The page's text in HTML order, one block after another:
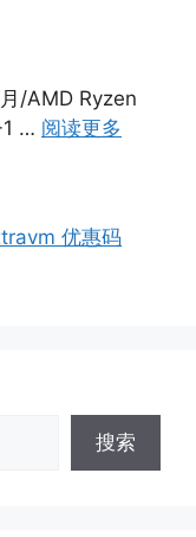
/AMD Ryzen
… 阅读更多
优惠码
搜索